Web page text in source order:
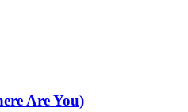
Are You)